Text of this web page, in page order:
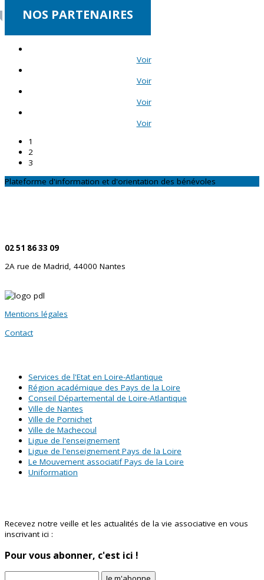
NOS PARTENAIRES
Voir
Voir
Voir
Voir
1
2
3
Plateforme d'information et d'orientation des bénévoles
02 51 86 33 09
2A rue de Madrid, 44000 Nantes
Mentions légales
Contact
Services de l'Etat en Loire-Atlantique
Région académique des Pays de la Loire
Conseil Départemental de Loire-Atlantique
Ville de Nantes
Ville de Pornichet
Ville de Machecoul
Ligue de l'enseignement
Ligue de l'enseignement Pays de la Loire
Le Mouvement associatif Pays de la Loire
Uniformation
Recevez notre veille et les actualités de la vie associative en vous
inscrivant ici :
Pour vous abonner, c'est ici !